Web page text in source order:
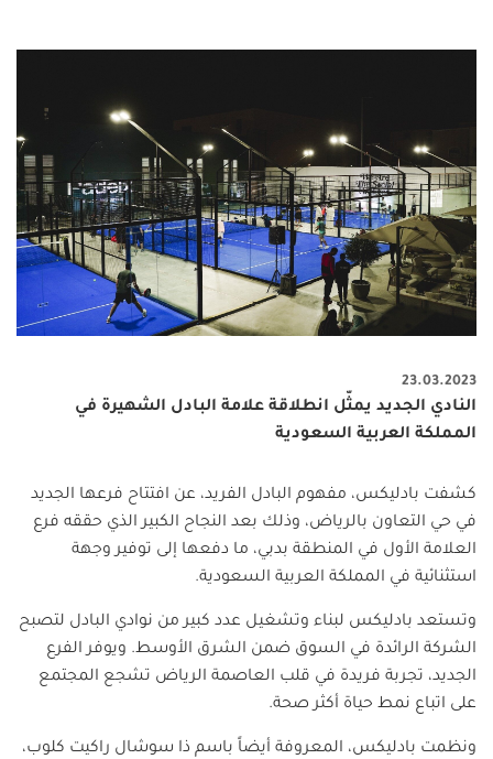
23.03.2023
النادي الجديد يمثّل انطلاقة علامة البادل الشهيرة في
المملكة العربية السعودية
كشفت بادليكس، مفهوم البادل الفريد، عن افتتاح فرعها الجديد
في حي التعاون بالرياض، وذلك بعد النجاح الكبير الذي حققه فرع
العلامة الأول في المنطقة بدبي، ما دفعها إلى توفير وجهة
استثنائية في المملكة العربية السعودية.
وتستعد بادليكس لبناء وتشغيل عدد كبير من نوادي البادل لتصبح
الشركة الرائدة في السوق ضمن الشرق الأوسط. ويوفر الفرع
الجديد، تجربة فريدة في قلب العاصمة الرياض تشجع المجتمع
على اتباع نمط حياة أكثر صحة.
ونظمت بادليكس، المعروفة أيضاً باسم ذا سوشال راكيت كلوب،